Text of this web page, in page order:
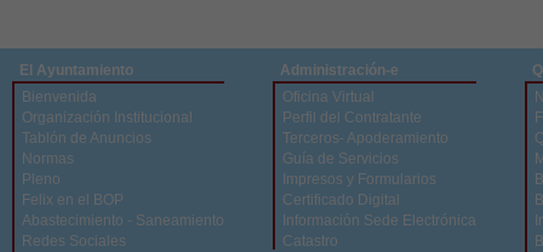
El Ayuntamiento
Bienvenida
Organización Institucional
Tablón de Anuncios
Normas
Pleno
Felix en el BOP
Abastecimiento - Saneamiento
Redes Sociales
Administración-e
Oficina Virtual
Perfil del Contratante
Terceros- Apoderamiento
Guía de Servicios
Impresos y Formularios
Certificado Digital
Información Sede Electrónica
Catastro